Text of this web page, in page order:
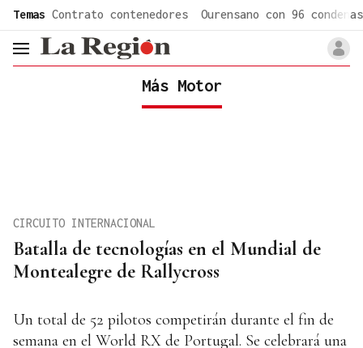
Temas Contrato contenedores Ourensano con 96 condenas
header.menu.open
Más Motor
Batalla de tecnologías en el Mundial de
Montealegre de Rallycross
CIRCUITO INTERNACIONAL
Un total de 52 pilotos competirán durante el fin de
semana en el World RX de Portugal. Se celebrará una